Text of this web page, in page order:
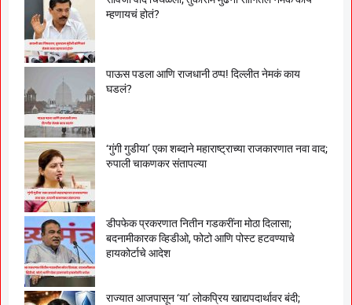
म्हणायचं होतं?
पाऊस पडला आणि राजधानी ठप्प! दिल्लीत नेमकं काय
घडलं?
‘गुंगी गुडीया’ एका शब्दाने महाराष्ट्राच्या राजकारणात नवा वाद;
रुपाली चाकणकर संतापल्या
डीपफेक प्रकरणात नितीन गडकरींना मोठा दिलासा;
बदनामीकारक व्हिडीओ, फोटो आणि पोस्ट हटवण्याचे
हायकोर्टाचे आदेश
राज्यात आजपासून ‘या’ लोकप्रिय खाद्यपदार्थावर बंदी;